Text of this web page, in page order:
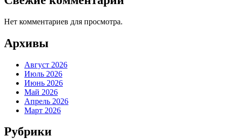
Нет комментариев для просмотра.
Архивы
Август 2026
Июль 2026
Июнь 2026
Май 2026
Апрель 2026
Март 2026
Рубрики